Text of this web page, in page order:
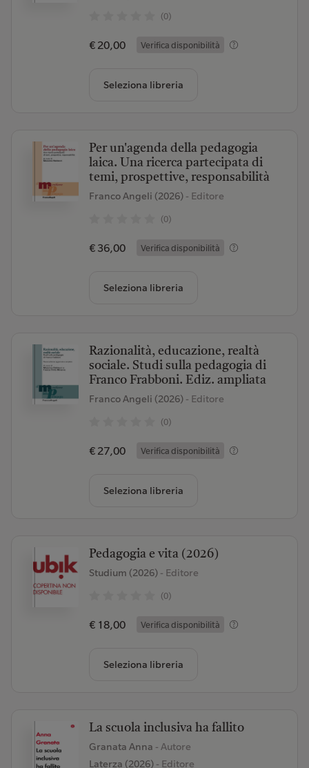
(0)
€ 20,00 Verifica disponibilità
Seleziona libreria
Per un'agenda della pedagogia
laica. Una ricerca partecipata di
temi, prospettive, responsabilità
Franco Angeli (2026)- Editore
(0)
€ 36,00 Verifica disponibilità
Seleziona libreria
Razionalità, educazione, realtà
sociale. Studi sulla pedagogia di
Franco Frabboni. Ediz. ampliata
Franco Angeli (2026)- Editore
(0)
€ 27,00 Verifica disponibilità
Seleziona libreria
Pedagogia e vita (2026)
Studium (2026)- Editore
(0)
€ 18,00 Verifica disponibilità
Seleziona libreria
La scuola inclusiva ha fallito
Granata Anna - Autore
Laterza (2026)- Editore